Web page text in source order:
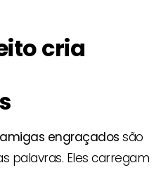
cria
engraçados são
palavras. Eles carregam